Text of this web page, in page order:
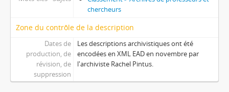
chercheurs
Zone du contrôle de la description
Dates de
production, de
révision, de
suppression
Les descriptions archivistiques ont été
encodées en XML EAD en novembre par
l'archiviste Rachel Pintus.